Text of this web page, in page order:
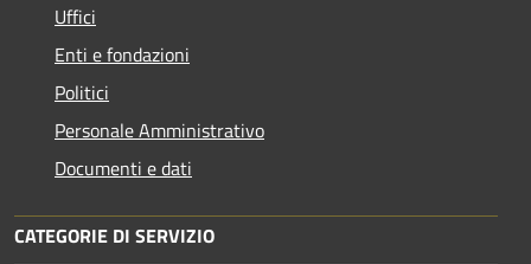
Uffici
Enti e fondazioni
Politici
Personale Amministrativo
Documenti e dati
CATEGORIE DI SERVIZIO